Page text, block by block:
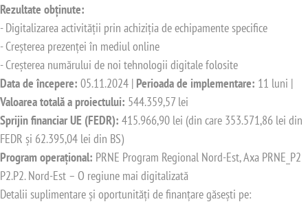
Rezultate obținute:
- Digitalizarea activității prin achiziția de echipamente specifice
- Creșterea prezenței în mediul online
- Creșterea numărului de noi tehnologii digitale folosite
Data de începere: 05.11.2024 | Perioada de implementare: 11 luni |
Valoarea totală a proiectului: 544.359,57 lei
Sprijin financiar UE (FEDR): 415.966,90 lei (din care 353.571,86 lei din
FEDR și 62.395,04 lei din BS)
Program operațional: PRNE Program Regional Nord-Est, Axa PRNE_P2
P2.P2. Nord-Est – O regiune mai digitalizată
Detalii suplimentare și oportunități de finanțare găsești pe: